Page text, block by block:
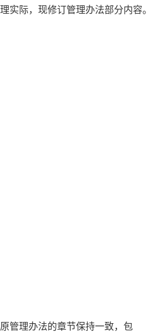
实际，现修订管理办法部分内容。
理办法的章节保持一致，包